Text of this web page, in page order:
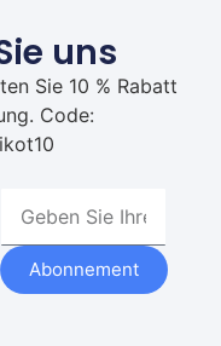
uns
Sie 10 % Rabatt
Code:
Abonnement